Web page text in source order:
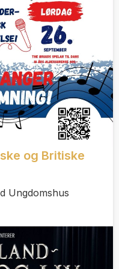
og Britiske
Ungdomshus